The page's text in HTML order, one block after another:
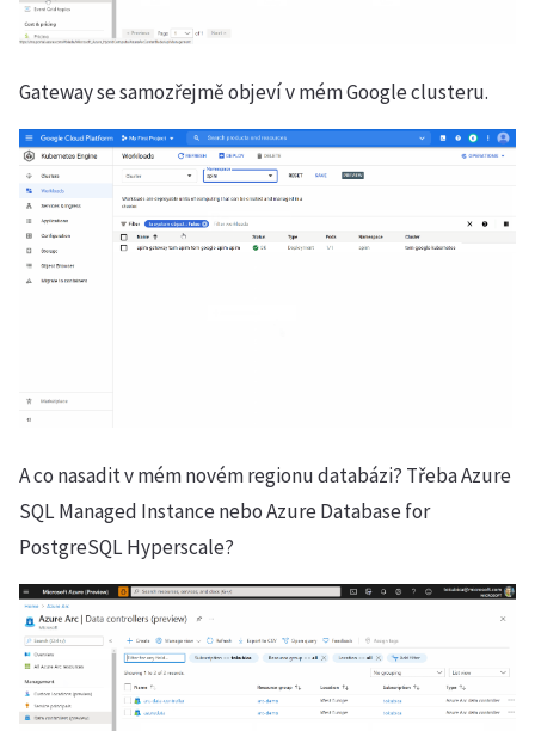
Gateway se samozřejmě objeví v mém Google clusteru.
A co nasadit v mém novém regionu databázi? Třeba Azure
SQL Managed Instance nebo Azure Database for
PostgreSQL Hyperscale?